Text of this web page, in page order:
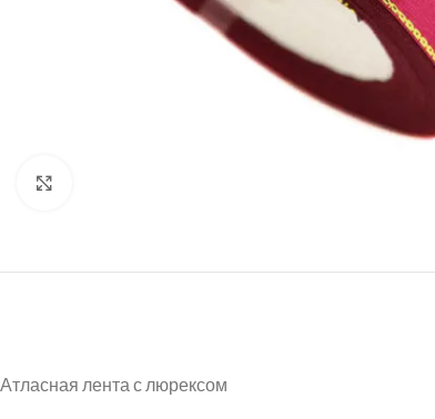
Атласная лента с люрексом